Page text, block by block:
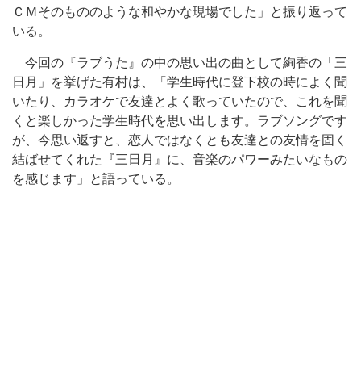
ＣＭそのもののような和やかな現場でした」と振り返って
いる。
今回の『ラブうた』の中の思い出の曲として絢香の「三
日月」を挙げた有村は、「学生時代に登下校の時によく聞
いたり、カラオケで友達とよく歌っていたので、これを聞
くと楽しかった学生時代を思い出します。ラブソングです
が、今思い返すと、恋人ではなくとも友達との友情を固く
結ばせてくれた『三日月』に、音楽のパワーみたいなもの
を感じます」と語っている。